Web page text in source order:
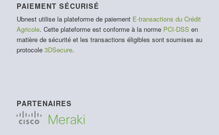
PAIEMENT SÉCURISÉ
Ubnest utilise la plateforme de paiement E-transactions du Crédit
Agricole. Cette plateforme est conforme à la norme PCI-DSS en
matière de sécurité et les transactions éligibles sont soumises au
protocole 3DSecure.
PARTENAIRES